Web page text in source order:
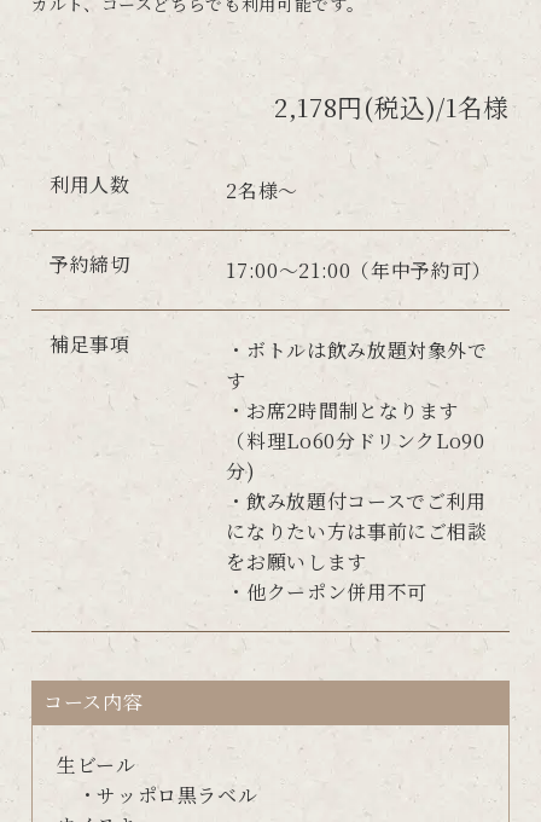
2,178円(税込)/1名様
利用人数 2名様～
予約締切 17:00～21:00（年中予約可）
補足事項
・ボトルは飲み放題対象外で
す
・お席2時間制となります
（料理Lo60分ドリンクLo90
分)
・飲み放題付コースでご利用
になりたい方は事前にご相談
をお願いします
・他クーポン併用不可
コース内容
生ビール
・サッポロ黒ラベル